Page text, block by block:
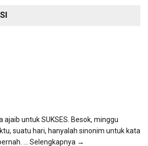
ajaib untuk SUKSES. Besok, minggu
suatu hari, hanyalah sinonim untuk kata
... Selengkapnya →